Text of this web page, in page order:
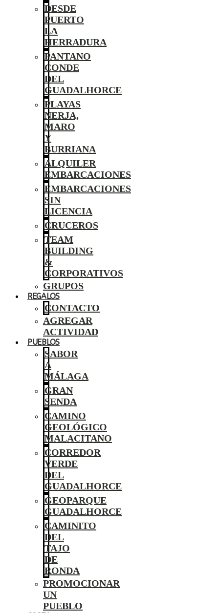
DESDE
PUERTO
LA
HERRADURA
PANTANO
CONDE
DEL
GUADALHORCE
PLAYAS
NERJA,
MARO
Y
BURRIANA
ALQUILER
EMBARCACIONES
EMBARCACIONES
SIN
LICENCIA
CRUCEROS
TEAM
BUILDING
&
CORPORATIVOS
GRUPOS
REGALOS
CONTACTO
AGREGAR
ACTIVIDAD
PUEBLOS
SABOR
A
MÁLAGA
GRAN
SENDA
CAMINO
GEOLÓGICO
MALACITANO
CORREDOR
VERDE
DEL
GUADALHORCE
GEOPARQUE
GUADALHORCE
CAMINITO
DEL
TAJO
DE
RONDA
PROMOCIONAR
UN
PUEBLO